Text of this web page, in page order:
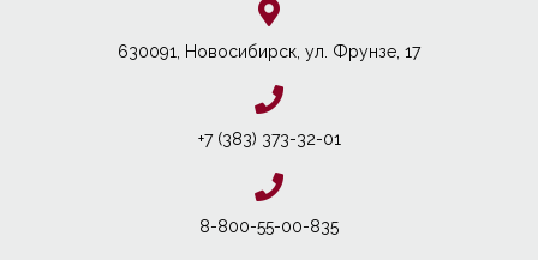
630091, Новосибирcк, ул. Фрунзе, 17
+7 (383) 373-32-01
8-800-55-00-835